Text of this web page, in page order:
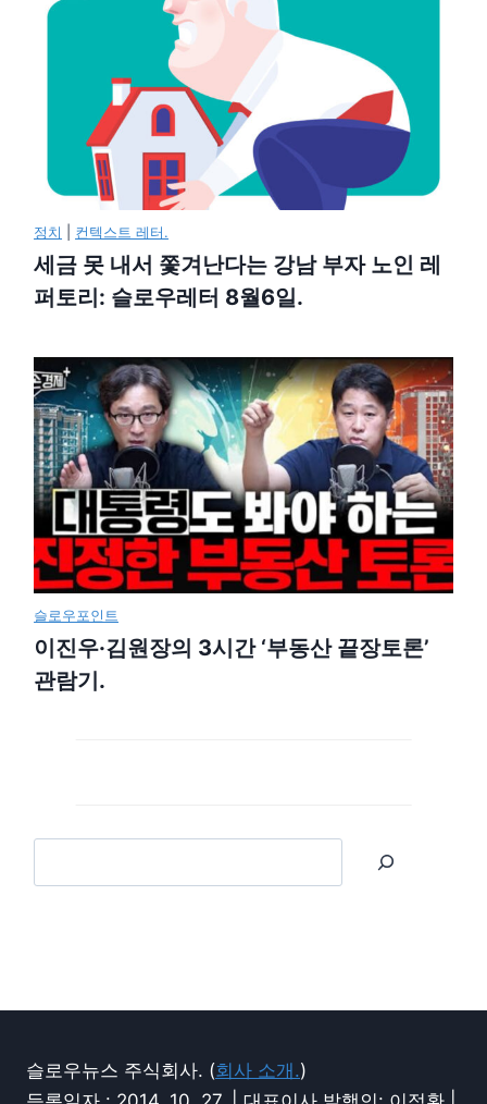
정치 컨텍스트 레터.
세금 못 내서 쫓겨난다는 강남 부자 노인 레
퍼토리: 슬로우레터 8월6일.
슬로우포인트
이진우·김원장의 3시간 ‘부동산 끝장토론’
관람기.
슬로우뉴스 주식회사. (회사 소개.)